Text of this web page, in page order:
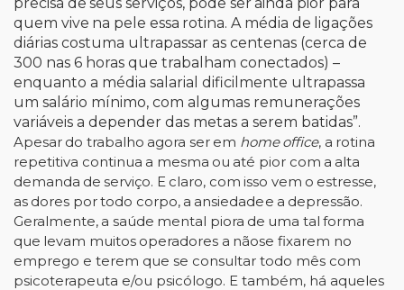
quem vive na pele essa rotina. A média de ligações
diárias costuma ultrapassar as centenas (cerca de
300 nas 6 horas que trabalham conectados) –
enquanto a média salarial dificilmente ultrapassa
um salário mínimo, com algumas remunerações
variáveis a depender das metas a serem batidas”.
Apesar do trabalho agora ser em home office, a rotina
repetitiva continua a mesma ou até pior com a alta
demanda de serviço. E claro, com isso vem o estresse,
as dores portodo corpo, a ansiedadee a depressão.
Geralmente, a saúde mental piora de uma tal forma
que levam muitos operadores a nãose fixarem no
emprego e terem que se consultar todo mês com
psicoterapeuta e/ou psicólogo. E também, há aqueles